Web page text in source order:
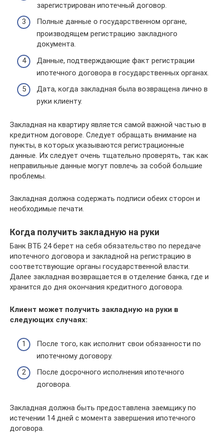
зарегистрирован ипотечный договор.
Полные данные о государственном органе,
производящем регистрацию закладного
документа.
Данные, подтверждающие факт регистрации
ипотечного договора в государственных органах.
Дата, когда закладная была возвращена лично в
руки клиенту.
Закладная на квартиру является самой важной частью в
кредитном договоре. Следует обращать внимание на
пункты, в которых указываются регистрационные
данные. Их следует очень тщательно проверять, так как
неправильные данные могут повлечь за собой большие
проблемы.
Закладная должна содержать подписи обеих сторон и
необходимые печати.
Когда получить закладную на руки
Банк ВТБ 24 берет на себя обязательство по передаче
ипотечного договора и закладной на регистрацию в
соответствующие органы государственной власти.
Далее закладная возвращается в отделение банка, где и
хранится до дня окончания кредитного договора.
Клиент может получить закладную на руки в
следующих случаях:
После того, как исполнит свои обязанности по
ипотечному договору.
После досрочного исполнения ипотечного
договора.
Закладная должна быть предоставлена заемщику по
истечении 14 дней с момента завершения ипотечного
договора.